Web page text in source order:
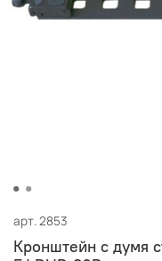
арт.2853
Кронштейн с думя